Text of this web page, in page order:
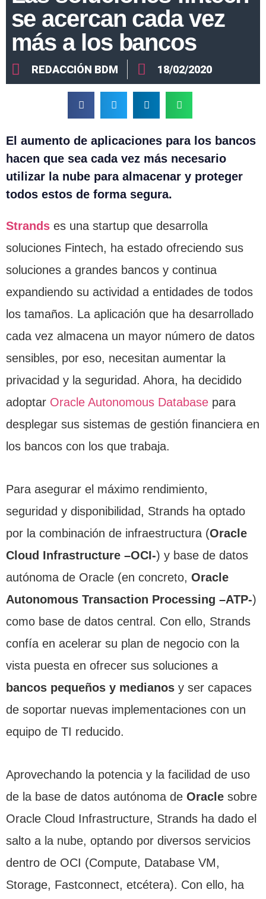
se acercan cada vez
más a los bancos
REDACCIÓN BDM 18/02/2020
El aumento de aplicaciones para los bancos
hacen que sea cada vez más necesario
utilizar la nube para almacenar y proteger
todos estos de forma segura.
Strands es una startup que desarrolla
soluciones Fintech, ha estado ofreciendo sus
soluciones a grandes bancos y continua
expandiendo su actividad a entidades de todos
los tamaños. La aplicación que ha desarrollado
cada vez almacena un mayor número de datos
sensibles, por eso, necesitan aumentar la
privacidad y la seguridad. Ahora, ha decidido
adoptar Oracle Autonomous Database para
desplegar sus sistemas de gestión financiera en
los bancos con los que trabaja.
Para asegurar el máximo rendimiento,
seguridad y disponibilidad, Strands ha optado
por la combinación de infraestructura (Oracle
Cloud Infrastructure –OCI-) y base de datos
autónoma de Oracle (en concreto, Oracle
Autonomous Transaction Processing –ATP-)
como base de datos central. Con ello, Strands
confía en acelerar su plan de negocio con la
vista puesta en ofrecer sus soluciones a
bancos pequeños y medianos y ser capaces
de soportar nuevas implementaciones con un
equipo de TI reducido.
Aprovechando la potencia y la facilidad de uso
de la base de datos autónoma de Oracle sobre
Oracle Cloud Infrastructure, Strands ha dado el
salto a la nube, optando por diversos servicios
dentro de OCI (Compute, Database VM,
Storage, Fastconnect, etcétera). Con ello, ha